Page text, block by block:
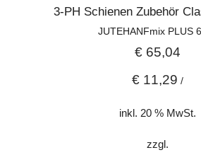
3-PH Schienen Zubehör
JUTEHANFmix PLUS
€ 65,04
€ 11,29 /
inkl. 20 % MwSt.
zzgl.